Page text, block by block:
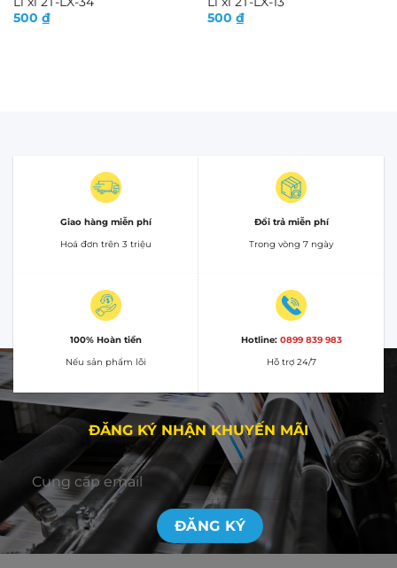
500 ₫
500 ₫
Giao hàng miễn phí
Hoá đơn trên 3 triệu
Đổi trả miễn phí
Trong vòng 7 ngày
100% Hoàn tiền
Nếu sản phẩm lỗi
Hotline: 0899 839 983
Hỗ trợ 24/7
ĐĂNG KÝ NHẬN KHUYẾN MÃI